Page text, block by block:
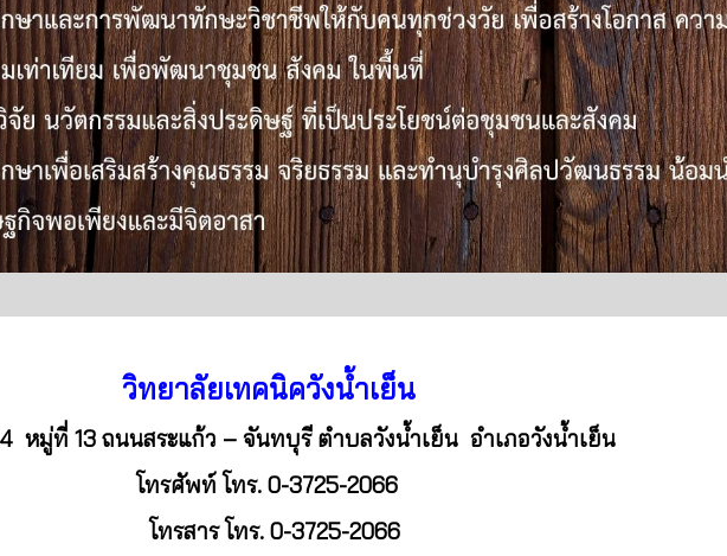
วิทยาลัยเทคนิควังน้ำเย็น
หมู่ที่ 13 ถนนสระแก้ว – จันทบุรี ตำบลวังน้ำเย็น อำเภอวังน้ำเย็น
โทรศัพท์ โทร. 0-3725-2066
โทรสาร โทร. 0-3725-2066